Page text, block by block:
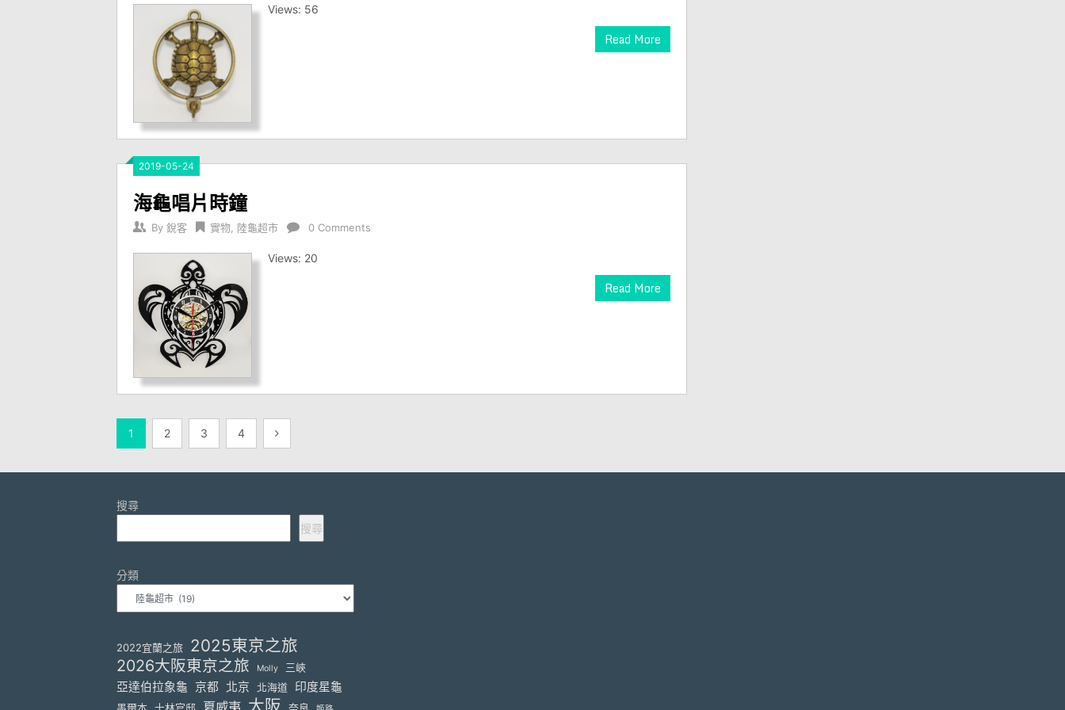
Views: 56
Read More
2019-05-24
海龜唱片時鐘
By 銳客 實物 陸龜超市 0 Comments
Views: 20
Read More
文
頁
1 2 3 4
搜尋
搜尋
分類
2022宜蘭之旅 2025東京之旅
2026大阪東京之旅 Molly 三峽
亞達伯拉象龜 京都 北京 北海道 印度星龜
夏威夷 大阪